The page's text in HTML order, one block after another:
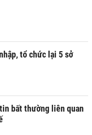
tổ chức lại 5 sở
bất thường liên quan